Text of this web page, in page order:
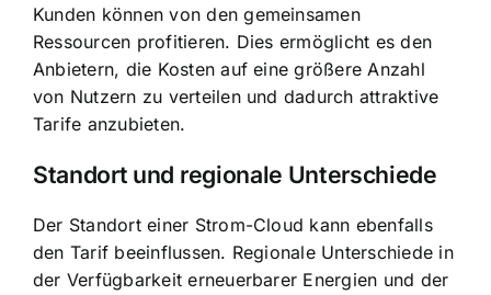
Kunden können von den gemeinsamen
Ressourcen profitieren. Dies ermöglicht es den
Anbietern, die Kosten auf eine größere Anzahl
von Nutzern zu verteilen und dadurch attraktive
Tarife anzubieten.
Standort und regionale Unterschiede
Der Standort einer Strom-Cloud kann ebenfalls
den Tarif beeinflussen. Regionale Unterschiede in
der Verfügbarkeit erneuerbarer Energien und der